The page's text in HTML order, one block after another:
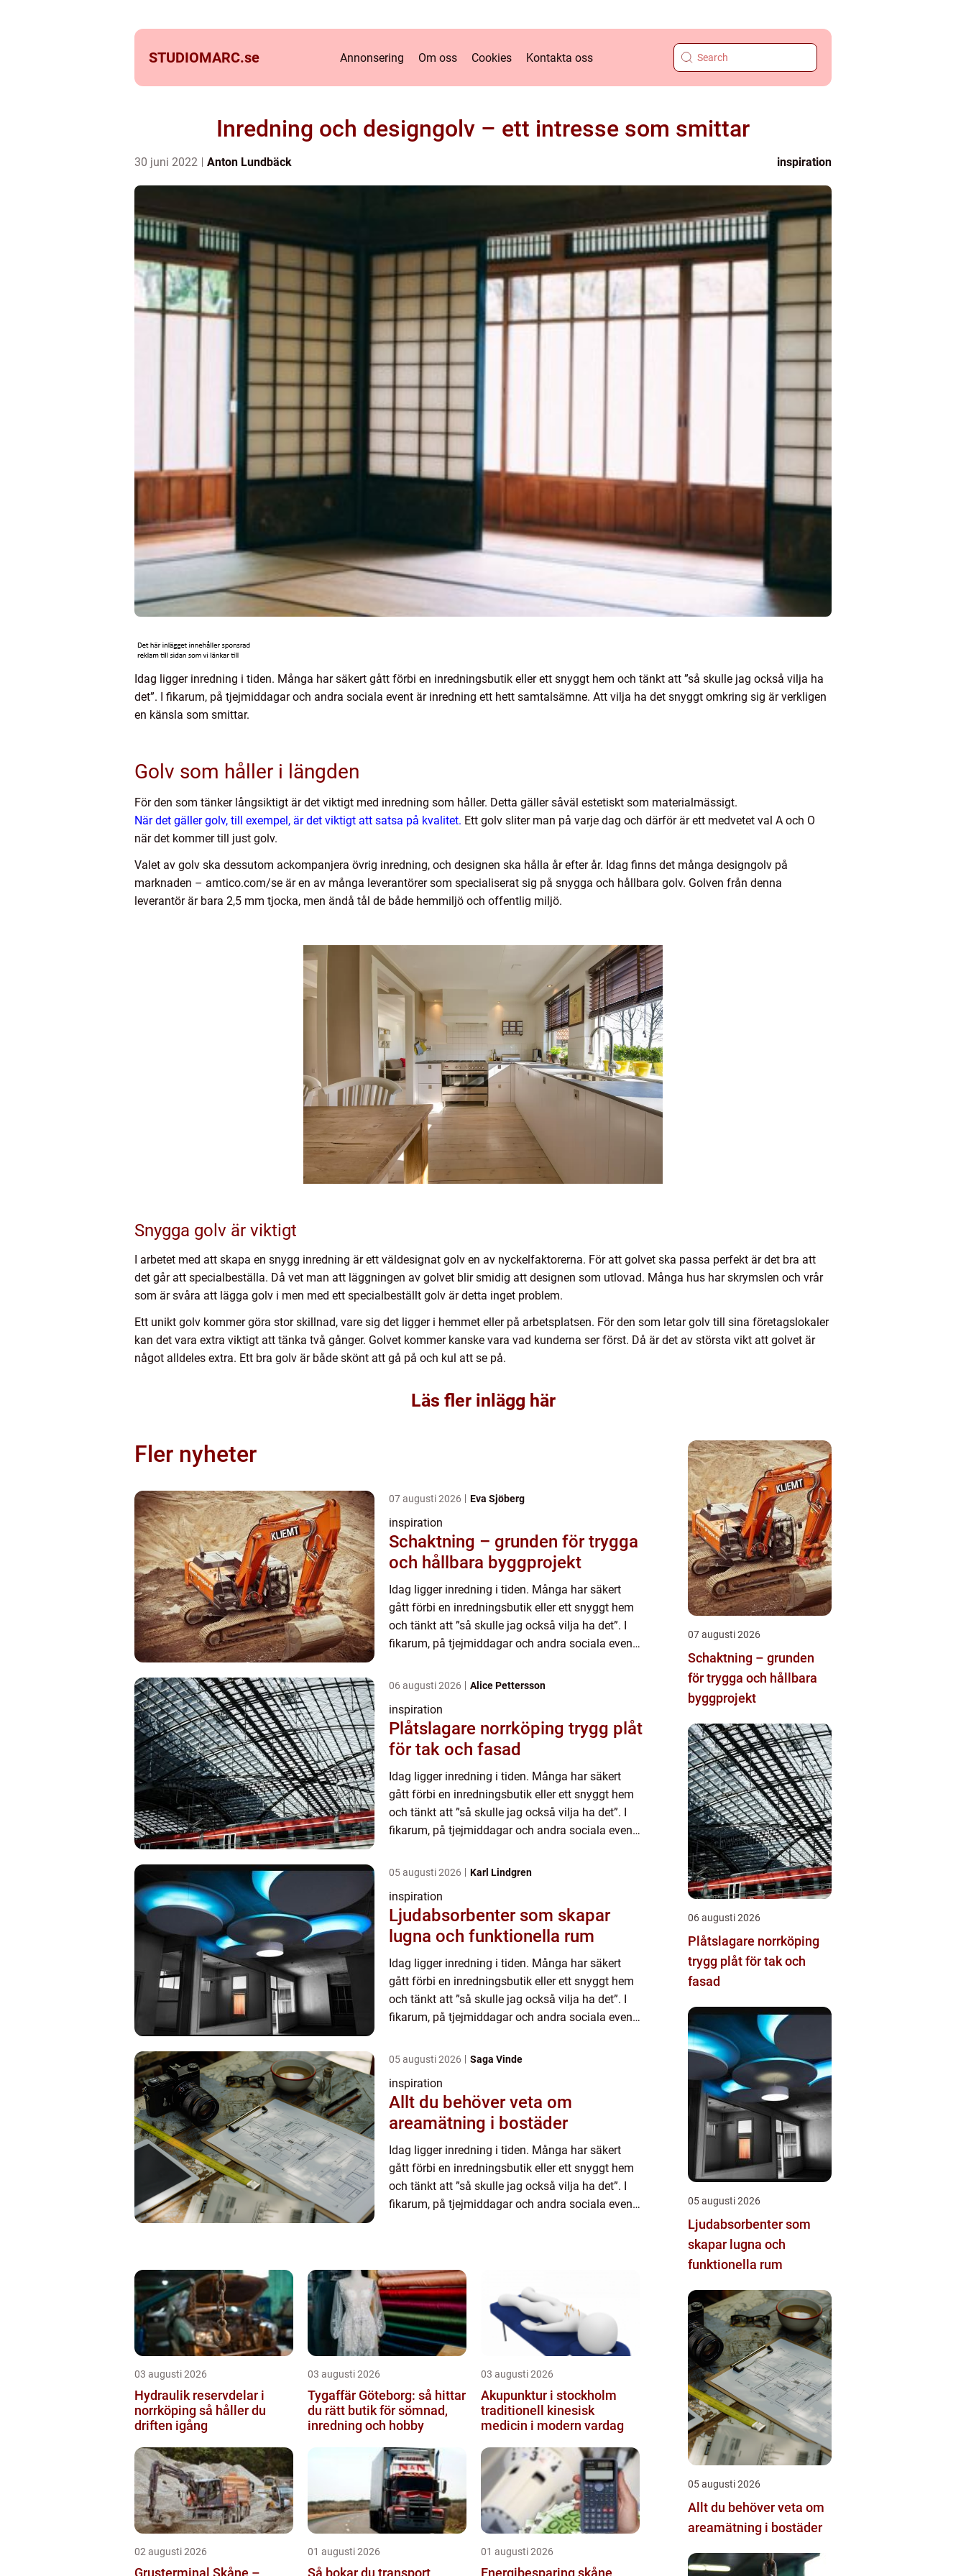
STUDIOMARC.se Annonsering Om oss Cookies Kontakta oss
Inredning och designgolv – ett intresse som smittar
30 juni 2022 Anton Lundbäck inspiration
Idag ligger inredning i tiden. Många har säkert gått förbi en inredningsbutik eller ett snyggt hem och tänkt att ”så skulle jag också vilja ha
det”. I fikarum, på tjejmiddagar och andra sociala event är inredning ett hett samtalsämne. Att vilja ha det snyggt omkring sig är verkligen
en känsla som smittar.
Golv som håller i längden
För den som tänker långsiktigt är det viktigt med inredning som håller. Detta gäller såväl estetiskt som materialmässigt.
När det gäller golv, till exempel, är det viktigt att satsa på kvalitet. Ett golv sliter man på varje dag och därför är ett medvetet val A och O
när det kommer till just golv.
Valet av golv ska dessutom ackompanjera övrig inredning, och designen ska hålla år efter år. Idag finns det många designgolv på
marknaden – amtico.com/se är en av många leverantörer som specialiserat sig på snygga och hållbara golv. Golven från denna
leverantör är bara 2,5 mm tjocka, men ändå tål de både hemmiljö och offentlig miljö.
Snygga golv är viktigt
I arbetet med att skapa en snygg inredning är ett väldesignat golv en av nyckelfaktorerna. För att golvet ska passa perfekt är det bra att
det går att specialbeställa. Då vet man att läggningen av golvet blir smidig att designen som utlovad. Många hus har skrymslen och vrår
som är svåra att lägga golv i men med ett specialbeställt golv är detta inget problem.
Ett unikt golv kommer göra stor skillnad, vare sig det ligger i hemmet eller på arbetsplatsen. För den som letar golv till sina företagslokaler
kan det vara extra viktigt att tänka två gånger. Golvet kommer kanske vara vad kunderna ser först. Då är det av största vikt att golvet är
något alldeles extra. Ett bra golv är både skönt att gå på och kul att se på.
Läs fler inlägg här
Fler nyheter
07 augusti 2026 Eva Sjöberg
inspiration
Schaktning – grunden för trygga
och hållbara byggprojekt
Idag ligger inredning i tiden. Många har säkert
gått förbi en inredningsbutik eller ett snyggt hem
och tänkt att ”så skulle jag också vilja ha det”. I
fikarum, på tjejmiddagar och andra sociala event
06 augusti 2026 Alice Pettersson
inspiration
Plåtslagare norrköping trygg plåt
för tak och fasad
Idag ligger inredning i tiden. Många har säkert
gått förbi en inredningsbutik eller ett snyggt hem
och tänkt att ”så skulle jag också vilja ha det”. I
fikarum, på tjejmiddagar och andra sociala event
05 augusti 2026 Karl Lindgren
inspiration
Ljudabsorbenter som skapar
lugna och funktionella rum
Idag ligger inredning i tiden. Många har säkert
gått förbi en inredningsbutik eller ett snyggt hem
och tänkt att ”så skulle jag också vilja ha det”. I
fikarum, på tjejmiddagar och andra sociala event
05 augusti 2026 Saga Vinde
inspiration
Allt du behöver veta om
areamätning i bostäder
Idag ligger inredning i tiden. Många har säkert
gått förbi en inredningsbutik eller ett snyggt hem
och tänkt att ”så skulle jag också vilja ha det”. I
fikarum, på tjejmiddagar och andra sociala event
03 augusti 2026
Hydraulik reservdelar i
norrköping så håller du
driften igång
03 augusti 2026
Tygaffär Göteborg: så hittar
du rätt butik för sömnad,
inredning och hobby
03 augusti 2026
Akupunktur i stockholm
traditionell kinesisk
medicin i modern vardag
02 augusti 2026
Grusterminal Skåne –
01 augusti 2026
Så bokar du transport
01 augusti 2026
Energibesparing skåne
07 augusti 2026
Schaktning – grunden
för trygga och hållbara
byggprojekt
06 augusti 2026
Plåtslagare norrköping
trygg plåt för tak och
fasad
05 augusti 2026
Ljudabsorbenter som
skapar lugna och
funktionella rum
05 augusti 2026
Allt du behöver veta om
areamätning i bostäder